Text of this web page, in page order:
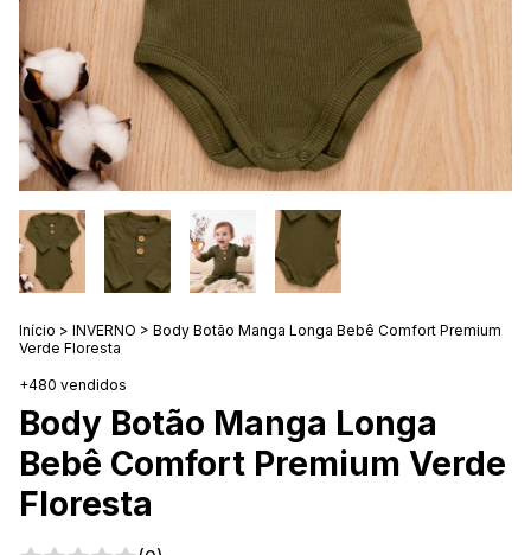
Início > INVERNO > Body Botão Manga Longa Bebê Comfort Premium
Verde Floresta
+480 vendidos
Body Botão Manga Longa
Bebê Comfort Premium Verde
Floresta